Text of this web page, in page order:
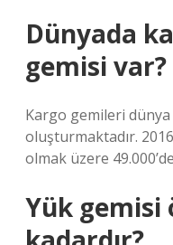
Dünyada
gemisi var?
Kargo gemileri
oluşturmaktadır.
olmak üzere
Yük gemisi